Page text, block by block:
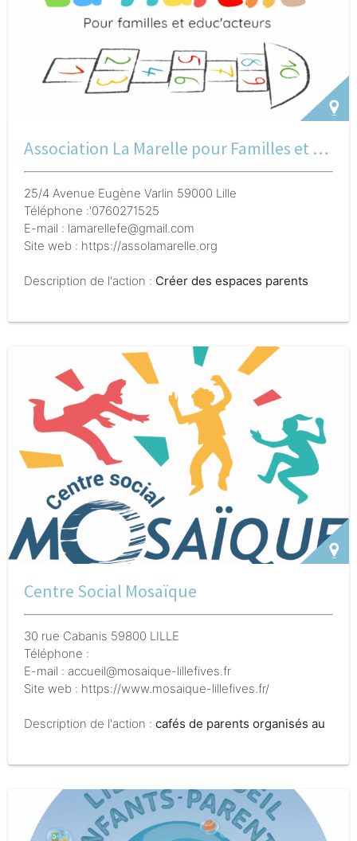
Association La Marelle pour Familles et Educ’Acteurs
25/4 Avenue Eugène Varlin 59000 Lille
Téléphone :'0760271525
E-mail : lamarellefe@gmail.com
Site web : https://assolamarelle.org
Description de l'action : Créer des espaces parents
parcours éducatifs des enfants. Les outils sont: des
groupes de paroles avec et/ou sans thématiques, des
ateliers parents pour travailler la parentalité
autrement; des ateliers parents-enfants (action
passerelle); médiation ethnoculturelle. L'action a lieu
une fois par semaine dans chaque école.
Centre Social Mosaïque
30 rue Cabanis 59800 LILLE
Téléphone :
E-mail : accueil@mosaique-lillefives.fr
Site web : https://www.mosaique-lillefives.fr/
Description de l'action : cafés de parents organisés au